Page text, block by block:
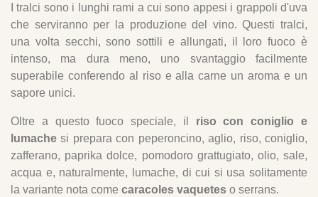
I tralci sono i lunghi rami a cui sono appesi i grappoli d'uva
che serviranno per la produzione del vino. Questi tralci,
una volta secchi, sono sottili e allungati, il loro fuoco è
intenso, ma dura meno, uno svantaggio facilmente
superabile conferendo al riso e alla carne un aroma e un
sapore unici.
Oltre a questo fuoco speciale, il
riso con coniglio e
lumache si prepara con peperoncino, aglio, riso, coniglio,
zafferano, paprika dolce, pomodoro grattugiato, olio, sale,
acqua e, naturalmente, lumache, di cui si usa solitamente
la variante nota come caracoles vaquetes o serrans.